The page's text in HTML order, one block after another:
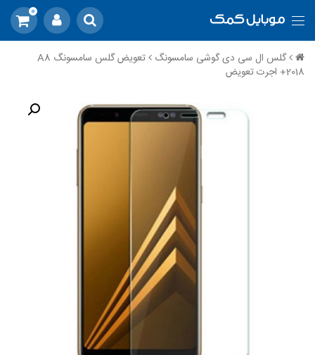
0
گلس ال سی دی گوشی سامسونگ
تعویض گلس سامسونگ A8
2018+ اجرت تعویض